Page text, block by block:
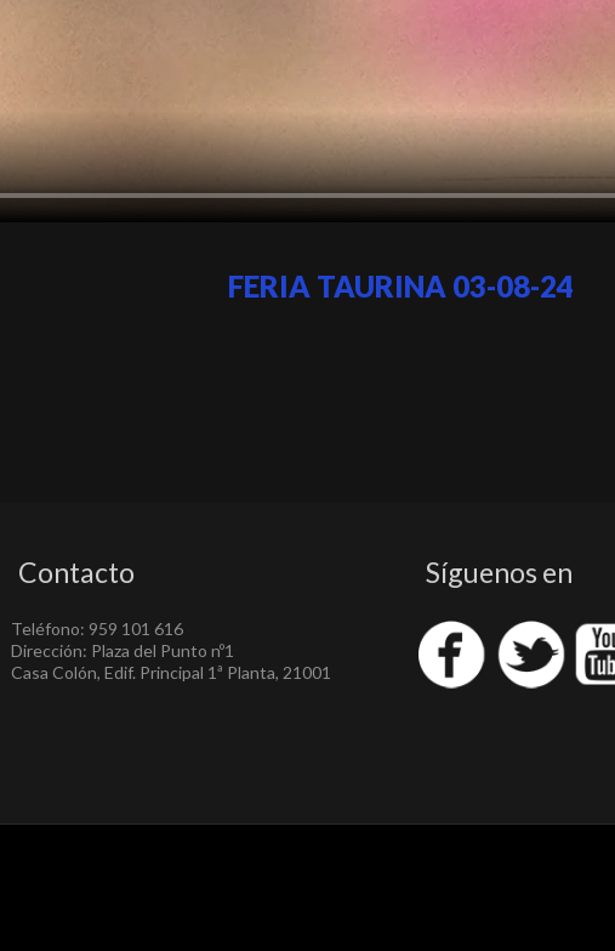
FERIA TAURINA 03-08-24
Contacto
Teléfono: 959 101 616
Dirección: Plaza del Punto nº1
Casa Colón, Edif. Principal 1ª Planta, 21001
Síguenos en